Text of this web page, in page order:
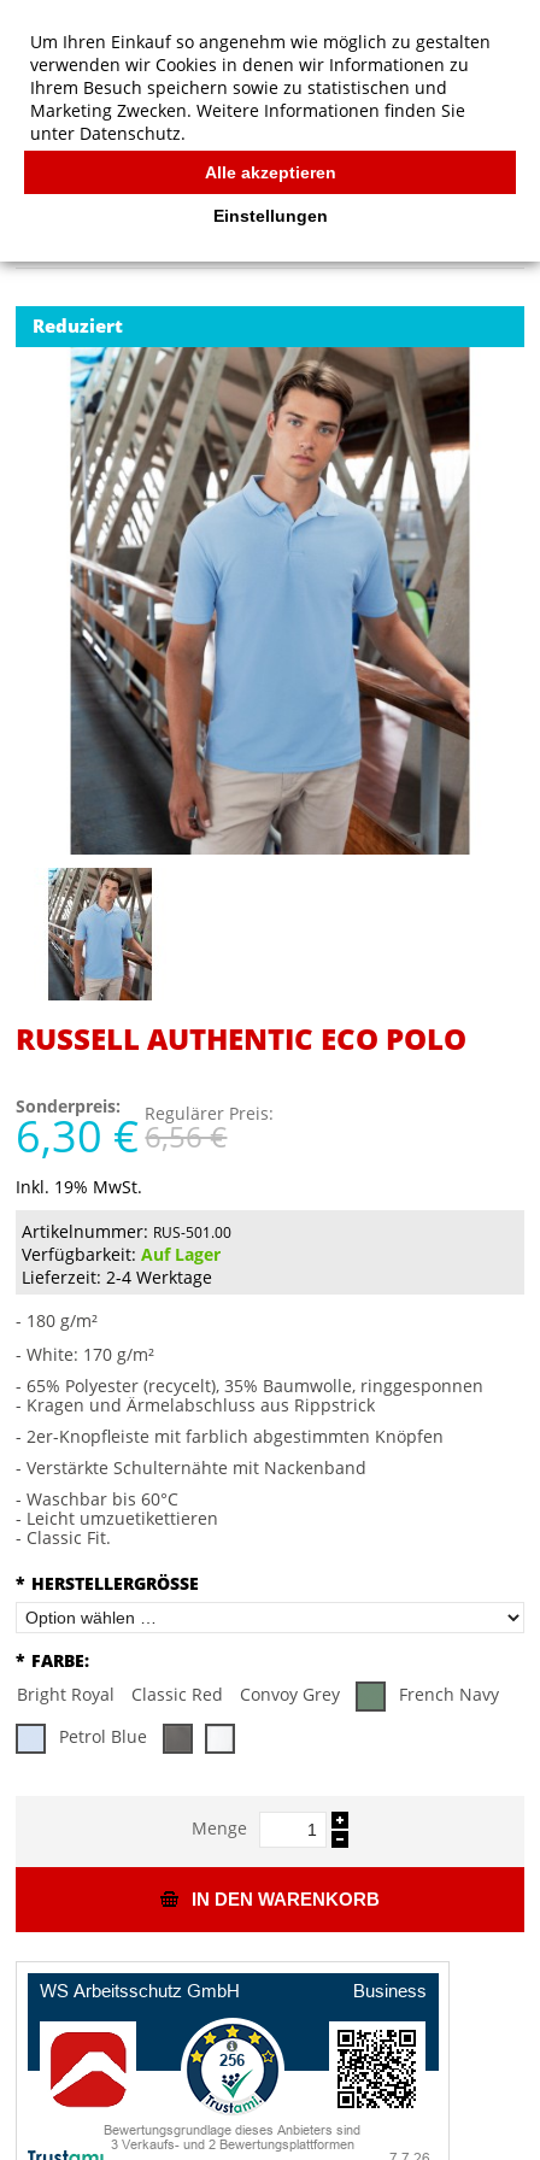
Russell Authentic Eco Polo
Reduziert
RUSSELL AUTHENTIC ECO POLO
Sonderpreis:
6,30 € Regulärer Preis:
6,56 €
Inkl. 19% MwSt.
Artikelnummer: RUS-501.00
Verfügbarkeit:Auf Lager
Lieferzeit: 2-4 Werktage
- 180 g/m²
- White: 170 g/m²
- 65% Polyester (recycelt), 35% Baumwolle, ringgesponnen
- Kragen und Ärmelabschluss aus Rippstrick
- 2er-Knopfleiste mit farblich abgestimmten Knöpfen
- Verstärkte Schulternähte mit Nackenband
- Waschbar bis 60°C
- Leicht umzuetikettieren
- Classic Fit.
* HERSTELLERGRÖSSE
* FARBE:
Bright Royal
Classic Red Convoy Grey
French Navy
Petrol Blue
Menge
IN DEN WARENKORB
Um Ihren Einkauf so angenehm wie möglich zu gestalten
verwenden wir Cookies in denen wir Informationen zu
Ihrem Besuch speichern sowie zu statistischen und
Marketing Zwecken. Weitere Informationen finden Sie
unter Datenschutz.
Alle akzeptieren
Einstellungen